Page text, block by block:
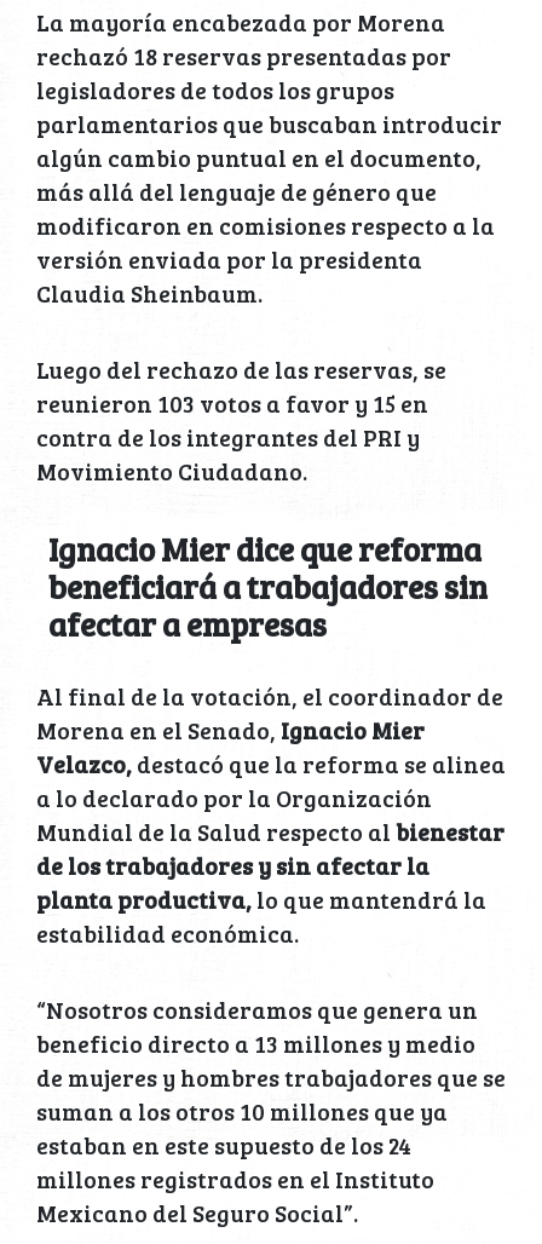
La mayoría encabezada por Morena
rechazó 18 reservas presentadas por
legisladores de todos los grupos
parlamentarios que buscaban introducir
algún cambio puntual en el documento,
más allá del lenguaje de género que
modificaron en comisiones respecto a la
versión enviada por la presidenta
Claudia Sheinbaum.
Luego del rechazo de las reservas, se
reunieron 103 votos a favor y 15 en
contra de los integrantes del PRI y
Movimiento Ciudadano.
Ignacio Mier dice que reforma
beneficiará a trabajadores sin
afectar a empresas
Al final de la votación, el coordinador de
Morena en el Senado, Ignacio Mier
Velazco,destacó que la reforma se alinea
a lo declarado por la Organización
Mundial de la Salud respecto albienestar
de los trabajadoresy sin afectar la
planta productiva,lo que mantendrá la
estabilidad económica.
“Nosotros consideramos que genera un
beneficio directo a 13 millones y medio
de mujeres y hombres trabajadores que se
suman a los otros 10 millones que ya
estaban en este supuesto de los 24
millones registrados en el Instituto
Mexicano del Seguro Social”.